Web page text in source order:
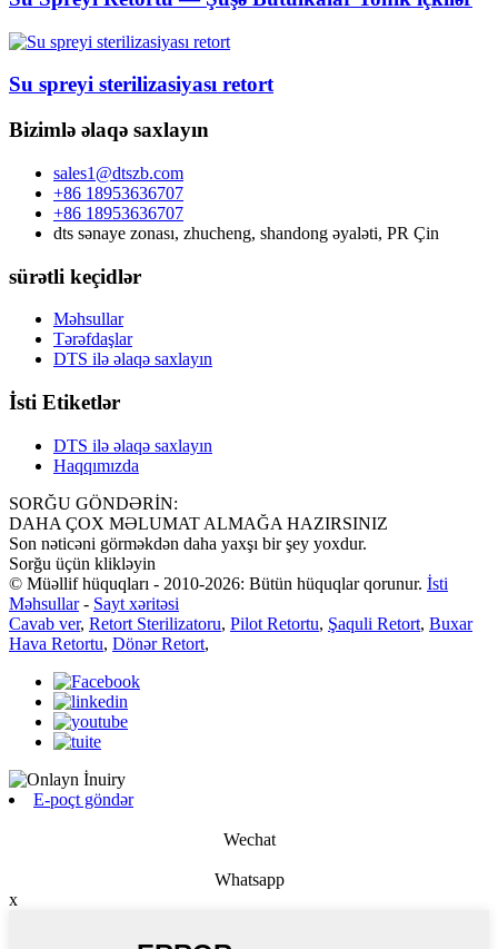
Su spreyi sterilizasiyası retort
Bizimlə əlaqə saxlayın
sales1@dtszb.com
+86 18953636707
+86 18953636707
dts sənaye zonası, zhucheng, shandong əyaləti, PR Çin
sürətli keçidlər
Məhsullar
Tərəfdaşlar
DTS ilə əlaqə saxlayın
İsti Etiketlər
DTS ilə əlaqə saxlayın
Haqqımızda
SORĞU GÖNDƏRİN:
DAHA ÇOX MƏLUMAT ALMAĞA HAZIRSINIZ
Son nəticəni görməkdən daha yaxşı bir şey yoxdur.
Sorğu üçün klikləyin
© Müəllif hüquqları - 2010-2026: Bütün hüquqlar qorunur. İsti
Məhsullar- Sayt xəritəsi
Cavab ver, Retort Sterilizatoru, Pilot Retortu, Şaquli Retort, Buxar
Hava Retortu, Dönər Retort,
E-poçt göndər
Wechat
Whatsapp
x